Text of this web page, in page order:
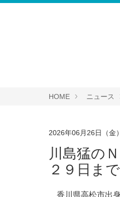
HOME ニュース
2026年06月26日（金）
川島猛の
２９日まで
香川県高松市出